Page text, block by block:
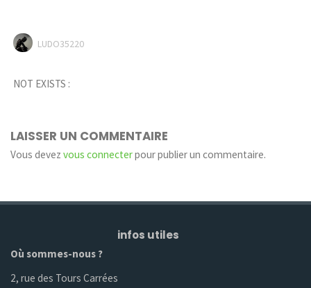
LUDO35220
NOT EXISTS :
LAISSER UN COMMENTAIRE
Vous devezvous connecterpour publier un commentaire.
infos utiles
Où sommes-nous ?
2, rue des Tours Carrées